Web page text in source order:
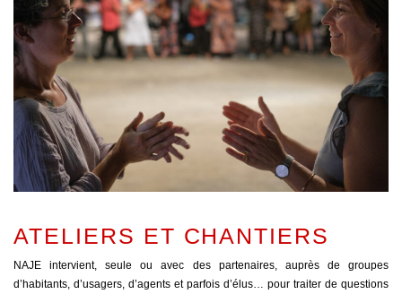
ATELIERS ET CHANTIERS
NAJE intervient, seule ou avec des partenaires, auprès de groupes
d’habitants, d’usagers, d’agents et parfois d’élus… pour traiter de questions